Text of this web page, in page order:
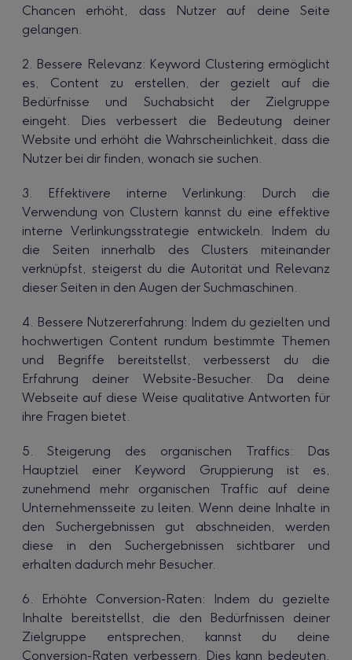
Chancen erhöht, dass Nutzer auf deine Seite
gelangen.
2. Bessere Relevanz: Keyword Clustering ermöglicht
es, Content zu erstellen, der gezielt auf die
Bedürfnisse und Suchabsicht der Zielgruppe
eingeht. Dies verbessert die Bedeutung deiner
Website und erhöht die Wahrscheinlichkeit, dass die
Nutzer bei dir finden, wonach sie suchen.
3. Effektivere interne Verlinkung: Durch die
Verwendung von Clustern kannst du eine effektive
interne Verlinkungsstrategie entwickeln. Indem du
die Seiten innerhalb des Clusters miteinander
verknüpfst, steigerst du die Autorität und Relevanz
dieser Seiten in den Augen der Suchmaschinen.
4. Bessere Nutzererfahrung: Indem du gezielten und
hochwertigen Content rundum bestimmte Themen
und Begriffe bereitstellst, verbesserst du die
Erfahrung deiner Website-Besucher. Da deine
Webseite auf diese Weise qualitative Antworten für
ihre Fragen bietet.
5. Steigerung des organischen Traffics: Das
Hauptziel einer Keyword Gruppierung ist es,
zunehmend mehr organischen Traffic auf deine
Unternehmensseite zu leiten. Wenn deine Inhalte in
den Suchergebnissen gut abschneiden, werden
diese in den Suchergebnissen sichtbarer und
erhalten dadurch mehr Besucher.
6. Erhöhte Conversion-Raten: Indem du gezielte
Inhalte bereitstellst, die den Bedürfnissen deiner
Zielgruppe entsprechen, kannst du deine
Conversion-Raten verbessern. Dies kann bedeuten,